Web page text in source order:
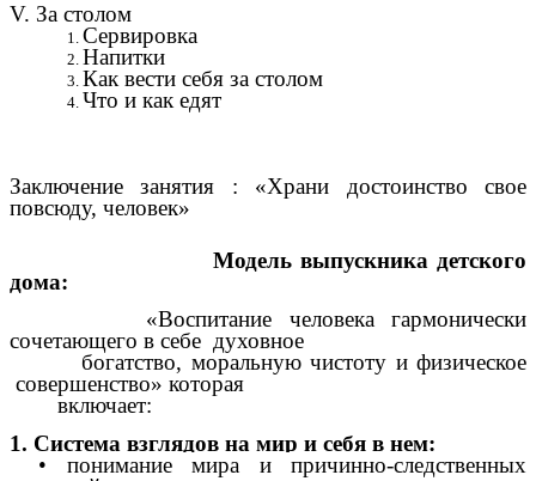
V. За столом
Сервировка
Напитки
Как вести себя за столом
Что и как едят
Заключение занятия : «Храни достоинство свое
повсюду, человек»
Модель выпускника детского
дома:
«Воспитание человека гармонически
сочетающего в себе духовное
богатство, моральную чистоту и физическое
совершенство» которая
включает:
1. Система взглядов на мир и себя в нем:
• понимание мира и причинно-следственных